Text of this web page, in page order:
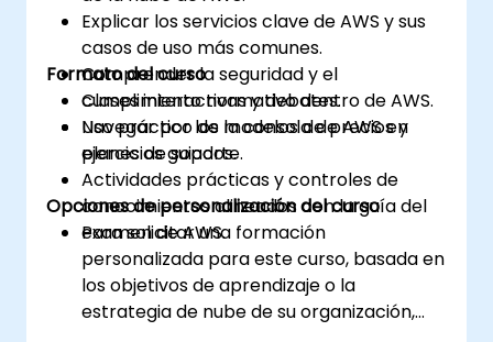
Explicar los servicios clave de AWS y sus
casos de uso más comunes.
Comprender la seguridad y el
cumplimiento normativo dentro de AWS.
Navegar por los modelos de precios y
planes de soporte.
Formato del curso
Clases interactivas y debates.
Uso práctico de la consola de AWS en
ejercicios guiados.
Actividades prácticas y controles de
conocimientos alineados con la guía del
examen de AWS.
Opciones de personalización del curso
Para solicitar una formación
personalizada para este curso, basada en
los objetivos de aprendizaje o la
estrategia de nube de su organización,